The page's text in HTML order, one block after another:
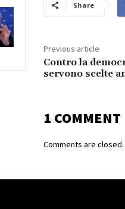
Share
Previous article
Contro la
servono scelte
1 COMMENT
Comments are closed.